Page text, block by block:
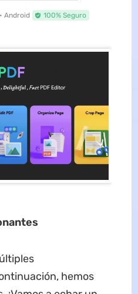
Android 100% Seguro
hemos